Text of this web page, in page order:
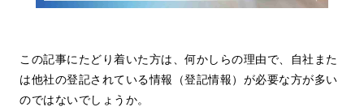
この記事にたどり着いた方は、何かしらの理由で、自社また
は他社の登記されている情報（登記情報）が必要な方が多い
のではないでしょうか。